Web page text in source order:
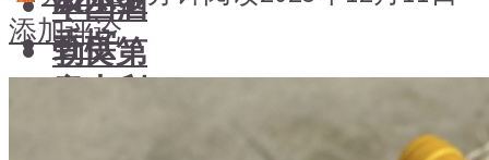
香槟
意大利
勃艮第
添加评论